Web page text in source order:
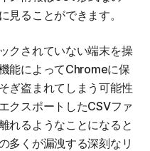
見ることができます。
クされていない端末を操
能によってChromeに保
ぎ盗まれてしまう可能性
クスポートしたCSVファ
れるようなことになると
多くが漏洩する深刻なリ